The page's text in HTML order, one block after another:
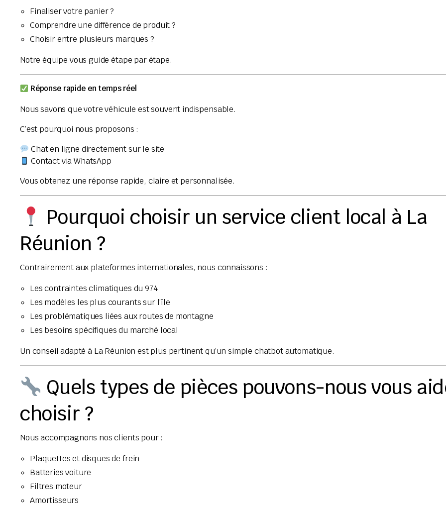
Finaliser votre panier ?
Comprendre une différence de produit ?
Choisir entre plusieurs marques ?
Notre équipe vous guide étape par étape.
Réponse rapide en temps réel
Nous savons que votre véhicule est souvent indispensable.
C’est pourquoi nous proposons :
Chat en ligne directement sur le site
Contact via WhatsApp
Vous obtenez une réponse rapide, claire et personnalisée.
Pourquoi choisir un service client local à La
Réunion ?
Contrairement aux plateformes internationales, nous connaissons :
Les contraintes climatiques du 974
Les modèles les plus courants sur l’île
Les problématiques liées aux routes de montagne
Les besoins spécifiques du marché local
Un conseil adapté à La Réunion est plus pertinent qu’un simple chatbot automatique.
Quels types de pièces pouvons-nous vous
choisir ?
Nous accompagnons nos clients pour :
Plaquettes et disques de frein
Batteries voiture
Filtres moteur
Amortisseurs